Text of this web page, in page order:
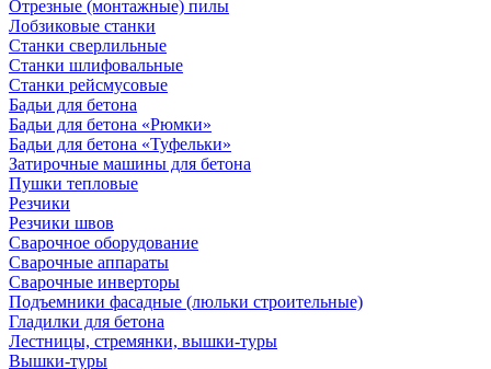
Отрезные (монтажные) пилы
Лобзиковые станки
Станки сверлильные
Станки шлифовальные
Станки рейсмусовые
Бадьи для бетона
Бадьи для бетона «Рюмки»
Бадьи для бетона «Туфельки»
Затирочные машины для бетона
Пушки тепловые
Резчики
Резчики швов
Сварочное оборудование
Сварочные аппараты
Сварочные инверторы
Подъемники фасадные (люльки строительные)
Гладилки для бетона
Лестницы, стремянки, вышки-туры
Вышки-туры